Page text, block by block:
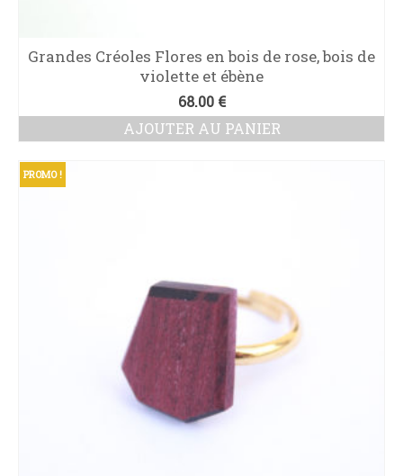
Grandes Créoles Flores en bois de rose, bois de
violette et ébène
68.00 €
AJOUTER AU PANIER
PROMO !